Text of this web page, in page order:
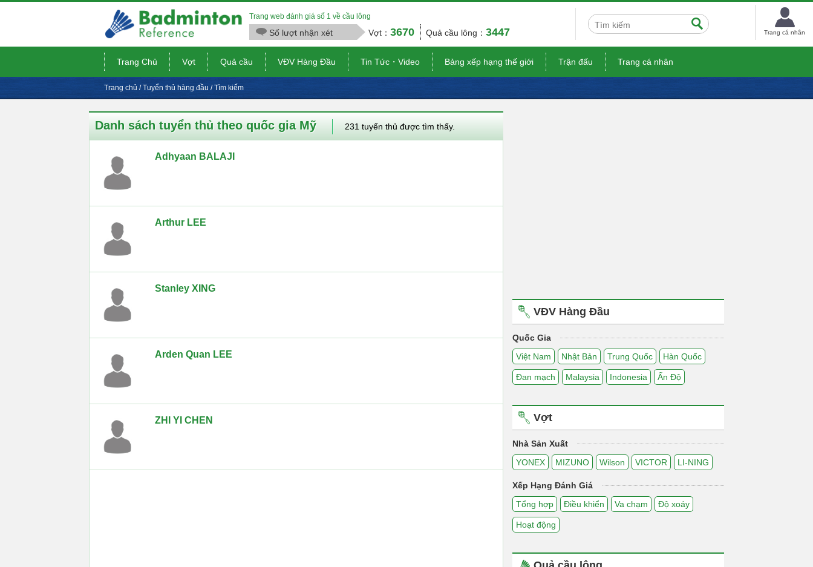
Trang web đánh giá số 1 về cầu lông
Số lượt nhận xét Vợt： 3670 Quả cầu lông： 3447 Trang cá nhân
Trang Chủ Vợt Quả cầu VĐV Hàng Đầu Tin Tức・Video Bảng xếp hạng thế giới Trận đấu Trang cá nhân
Trang chủ /Tuyển thủ hàng đầu /Tìm kiếm
Danh sách tuyển thủ theo quốc gia Mỹ 231 tuyển thủ được tìm thấy.
Adhyaan BALAJI
Arthur LEE
Stanley XING
Arden Quan LEE
ZHI YI CHEN
VĐV Hàng Đầu
Quốc Gia
Việt Nam
Nhật Bản Trung Quốc Hàn Quốc
Đan mạch Malaysia Indonesia Ấn Độ
Vợt
Nhà Sản Xuất
YONEX
MIZUNO Wilson VICTOR LI-NING
Xếp Hạng Đánh Giá
Tổng hợp
Điều khiển Va chạm Độ xoáy
Hoạt động